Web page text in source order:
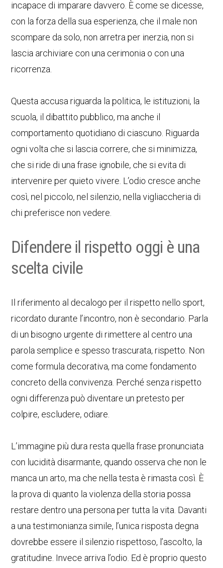
incapace di imparare davvero. È come se dicesse,
con la forza della sua esperienza, che il male non
scompare da solo, non arretra per inerzia, non si
lascia archiviare con una cerimonia o con una
ricorrenza.
Questa accusa riguarda la politica, le istituzioni, la
scuola, il dibattito pubblico, ma anche il
comportamento quotidiano di ciascuno. Riguarda
ogni volta che si lascia correre, che si minimizza,
che si ride di una frase ignobile, che si evita di
intervenire per quieto vivere. L’odio cresce anche
così, nel piccolo, nel silenzio, nella vigliaccheria di
chi preferisce non vedere.
Difendere il rispetto oggi è una
scelta civile
Il riferimento al decalogo per il rispetto nello sport,
ricordato durante l’incontro, non è secondario. Parla
di un bisogno urgente di rimettere al centro una
parola semplice e spesso trascurata, rispetto. Non
come formula decorativa, ma come fondamento
concreto della convivenza. Perché senza rispetto
ogni differenza può diventare un pretesto per
colpire, escludere, odiare.
L’immagine più dura resta quella frase pronunciata
con lucidità disarmante, quando osserva che non le
manca un arto, ma che nella testa è rimasta così. È
la prova di quanto la violenza della storia possa
restare dentro una persona per tutta la vita. Davanti
a una testimonianza simile, l’unica risposta degna
dovrebbe essere il silenzio rispettoso, l’ascolto, la
gratitudine. Invece arriva l’odio. Ed è proprio questo